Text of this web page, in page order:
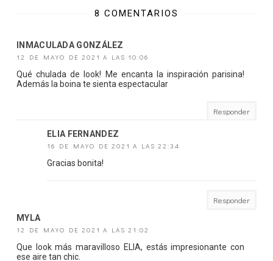
8 COMENTARIOS
INMACULADA GONZÁLEZ
12 DE MAYO DE 2021 A LAS 10:06
Qué chulada de look! Me encanta la inspiración parisina!
Además la boina te sienta espectacular
Responder
ELIA FERNANDEZ
16 DE MAYO DE 2021 A LAS 22:34
Gracias bonita!
Responder
MYLA
12 DE MAYO DE 2021 A LAS 21:02
Que look más maravilloso ELIA, estás impresionante con
ese aire tan chic.